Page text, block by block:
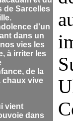
de Sarcelles
d'un
dans un
vies les
à irriter les
de la
chaux vive
vient
dans